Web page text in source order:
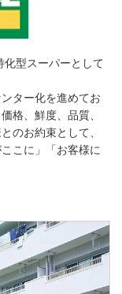
型スーパーとして
ター化を進めてお
格、鮮度、品質、
のお約束として、
こに」「お客様に